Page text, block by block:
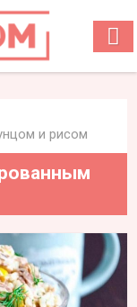
и рисом